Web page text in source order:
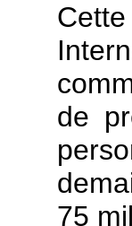
de
75